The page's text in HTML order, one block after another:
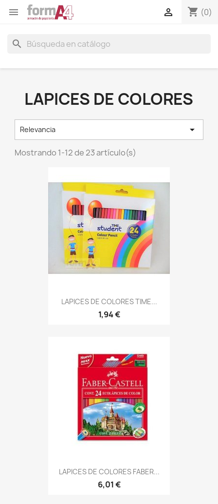
 shopping_cart (0)

search
LAPICES DE COLORES
Relevancia 
Mostrando 1-12 de 23 artículo(s)
LAPICES DE COLORES TIME...
1,94 €
LAPICES DE COLORES FABER...
6,01 €